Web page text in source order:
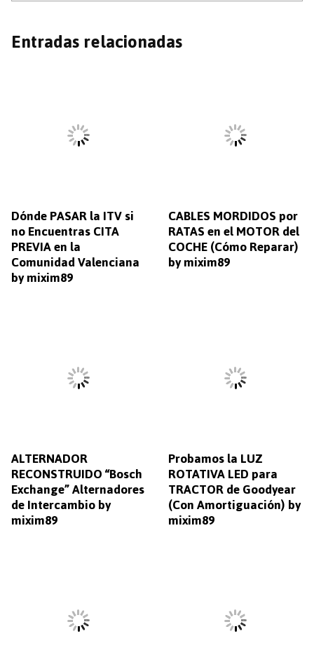
Entradas relacionadas
Dónde PASAR la ITV si
no Encuentras CITA
PREVIA en la
Comunidad Valenciana
by mixim89
CABLES MORDIDOS por
RATAS en el MOTOR del
COCHE (Cómo Reparar)
by mixim89
ALTERNADOR
RECONSTRUIDO “Bosch
Exchange” Alternadores
de Intercambio by
mixim89
Probamos la LUZ
ROTATIVA LED para
TRACTOR de Goodyear
(Con Amortiguación) by
mixim89